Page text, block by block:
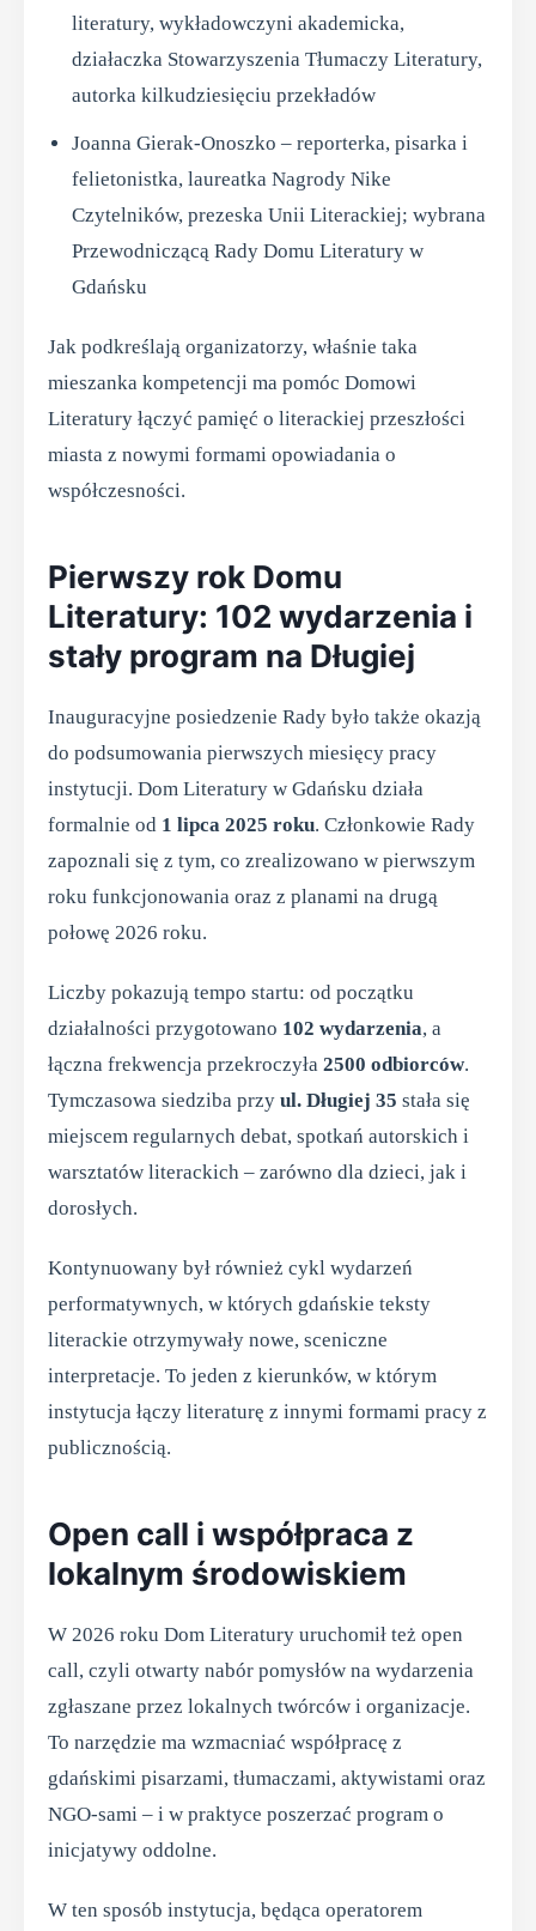
literatury, wykładowczyni akademicka,
działaczka Stowarzyszenia Tłumaczy Literatury,
autorka kilkudziesięciu przekładów
Joanna Gierak-Onoszko – reporterka, pisarka i
felietonistka, laureatka Nagrody Nike
Czytelników, prezeska Unii Literackiej; wybrana
Przewodniczącą Rady Domu Literatury w
Gdańsku
Jak podkreślają organizatorzy, właśnie taka
mieszanka kompetencji ma pomóc Domowi
Literatury łączyć pamięć o literackiej przeszłości
miasta z nowymi formami opowiadania o
współczesności.
Pierwszy rok Domu
Literatury: 102 wydarzenia i
stały program na Długiej
Inauguracyjne posiedzenie Rady było także okazją
do podsumowania pierwszych miesięcy pracy
instytucji. Dom Literatury w Gdańsku działa
formalnie od 1 lipca 2025 roku. Członkowie Rady
zapoznali się z tym, co zrealizowano w pierwszym
roku funkcjonowania oraz z planami na drugą
połowę 2026 roku.
Liczby pokazują tempo startu: od początku
działalności przygotowano 102 wydarzenia, a
łączna frekwencja przekroczyła 2500 odbiorców.
Tymczasowa siedziba przy ul. Długiej 35 stała się
miejscem regularnych debat, spotkań autorskich i
warsztatów literackich – zarówno dla dzieci, jak i
dorosłych.
Kontynuowany był również cykl wydarzeń
performatywnych, w których gdańskie teksty
literackie otrzymywały nowe, sceniczne
interpretacje. To jeden z kierunków, w którym
instytucja łączy literaturę z innymi formami pracy z
publicznością.
Open call i współpraca z
lokalnym środowiskiem
W 2026 roku Dom Literatury uruchomił też open
call, czyli otwarty nabór pomysłów na wydarzenia
zgłaszane przez lokalnych twórców i organizacje.
To narzędzie ma wzmacniać współpracę z
gdańskimi pisarzami, tłumaczami, aktywistami oraz
NGO-sami – i w praktyce poszerzać program o
inicjatywy oddolne.
W ten sposób instytucja, będąca operatorem